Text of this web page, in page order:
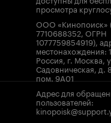
просмотра
ООО «Кинопоиск»
7710688352, ОГРН
1077759854919),
местонахождения:
Россия, г. Москва,
Садовническая, д.
пом. 9А01
Адрес для
пользователей: